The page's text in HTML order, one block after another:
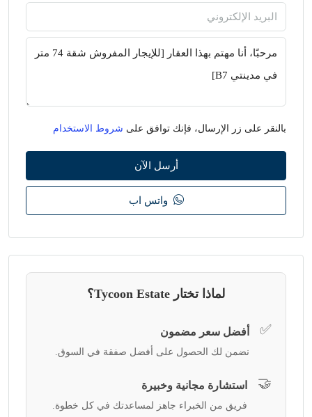
بالنقر على زر الإرسال، فإنك توافق على شروط الاستخدام
أرسل الآن
واتس اب
لماذا تختار Tycoon Estate؟
✅ أفضل سعر مضمون
نضمن لك الحصول على أفضل صفقة في السوق.
🤝 استشارة مجانية وخبيرة
فريق من الخبراء جاهز لمساعدتك في كل خطوة.